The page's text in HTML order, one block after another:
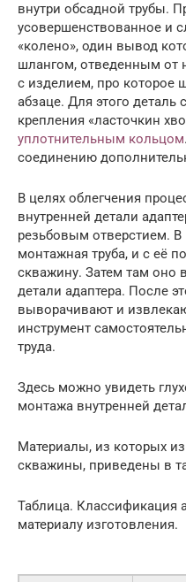
внутри обсадной трубы.
усовершенствованное и
«колено», один вывод
шлангом, отведенным от
с изделием, про которое
абзаце. Для этого деталь
крепления «ласточкин
уплотнительным кольцом
соединению
В целях облегчения
внутренней детали
резьбовым отверстием. В
монтажная труба, и с её
скважину. Затем там оно
детали адаптера. После
выворачивают и
инструмент
труда.
Здесь можно увидеть
монтажа внутренней
Материалы, из которых
скважины, приведены в
Таблица. Классификация
материалу изготовления.